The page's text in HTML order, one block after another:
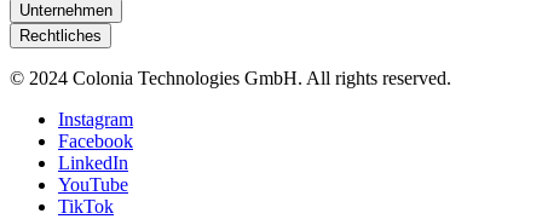
Unternehmen
Rechtliches
© 2024 Colonia Technologies GmbH. All rights reserved.
Instagram
Facebook
LinkedIn
YouTube
TikTok